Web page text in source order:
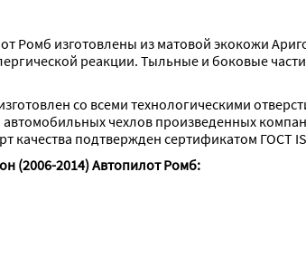
Ромб изготовлены из матовой экокожи
реакции. Тыльные и боковые
со всеми технологическими
чехлов произведенных
качества подтвержден сертификатом ГОСТ
(2006-2014) Автопилот Ромб: